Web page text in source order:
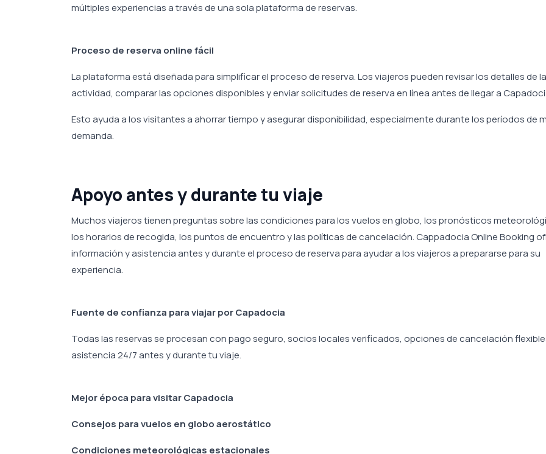
múltiples experiencias a través de una sola plataforma de reservas.
Proceso de reserva online fácil
La plataforma está diseñada para simplificar el proceso de reserva. Los viajeros pueden revisar los detalles de la
actividad, comparar las opciones disponibles y enviar solicitudes de reserva en línea antes de llegar a
Esto ayuda a los visitantes a ahorrar tiempo y asegurar disponibilidad, especialmente durante los períodos de
demanda.
Apoyo antes y durante tu viaje
Muchos viajeros tienen preguntas sobre las condiciones para los vuelos en globo, los pronósticos
los horarios de recogida, los puntos de encuentro y las políticas de cancelación. Cappadocia Online Booking
información y asistencia antes y durante el proceso de reserva para ayudar a los viajeros a prepararse para su
experiencia.
Fuente de confianza para viajar por Capadocia
Todas las reservas se procesan con pago seguro, socios locales verificados, opciones de cancelación
asistencia 24/7 antes y durante tu viaje.
Mejor época para visitar Capadocia
Consejos para vuelos en globo aerostático
Condiciones meteorológicas estacionales